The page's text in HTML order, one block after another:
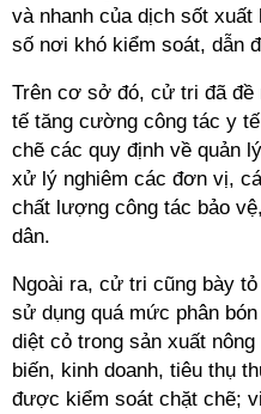
và nhanh của dịch sốt
số nơi khó kiểm soát, dẫn
Trên cơ sở đó, cử tri đã đề
tế tăng cường công tác y
chẽ các quy định về quản
xử lý nghiêm các đơn vị,
chất lượng công tác bảo
dân.
Ngoài ra, cử tri cũng bày
sử dụng quá mức phân
diệt cỏ trong sản xuất
biến, kinh doanh, tiêu thụ
được kiểm soát chặt chẽ;